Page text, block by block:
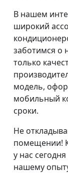
В нашем
широкий
заботимся о
только
модель,
мобильный
сроки.
Не
помещении!
у нас
нашему